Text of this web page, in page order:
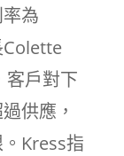
為
Colette
客戶對下
供應，
Kress指